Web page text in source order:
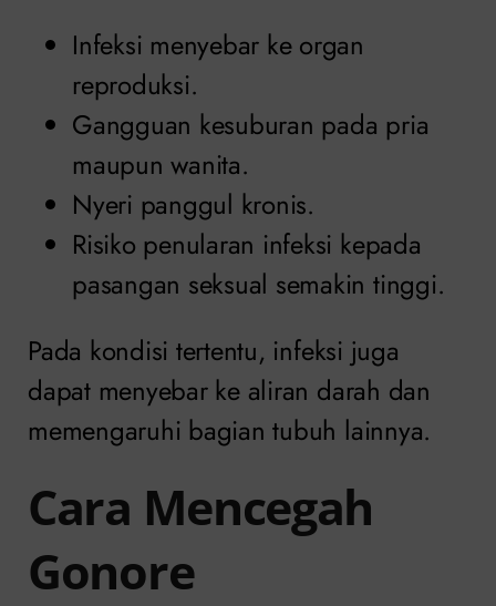
Infeksi menyebar ke organ
reproduksi.
Gangguan kesuburan pada pria
maupun wanita.
Nyeri panggul kronis.
Risiko penularan infeksi kepada
pasangan seksual semakin tinggi.
Pada kondisi tertentu, infeksi juga
dapat menyebar ke aliran darah dan
memengaruhi bagian tubuh lainnya.
Cara Mencegah
Gonore